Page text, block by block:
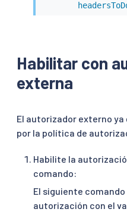
Habilitar con
externa
El autorizador externo
por la política de
Habilite la
comando:
El siguiente
autorización con el